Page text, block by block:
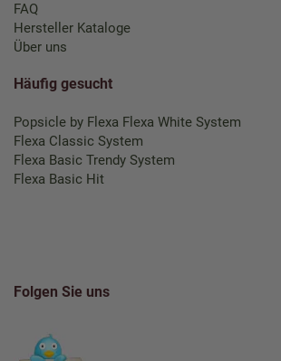
FAQ
Hersteller Kataloge
Über uns
Häufig gesucht
Popsicle by Flexa Flexa White System
Flexa Classic System
Flexa Basic Trendy System
Flexa Basic Hit
Folgen Sie uns